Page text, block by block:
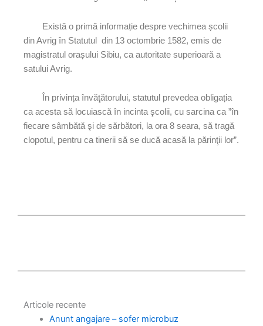
Există o primă informație despre vechimea școlii
din Avrig în Statutul din 13 octombrie 1582, emis de
magistratul orașului Sibiu, ca autoritate superioară a
satului Avrig.
În privința învăţătorului, statutul prevedea obligația
ca acesta să locuiască în incinta şcolii, cu sarcina ca ”în
fiecare sâmbătă şi de sărbători, la ora 8 seara, să tragă
clopotul, pentru ca tinerii să se ducă acasă la părinţii lor”.
Articole recente
Anunt angajare – sofer microbuz